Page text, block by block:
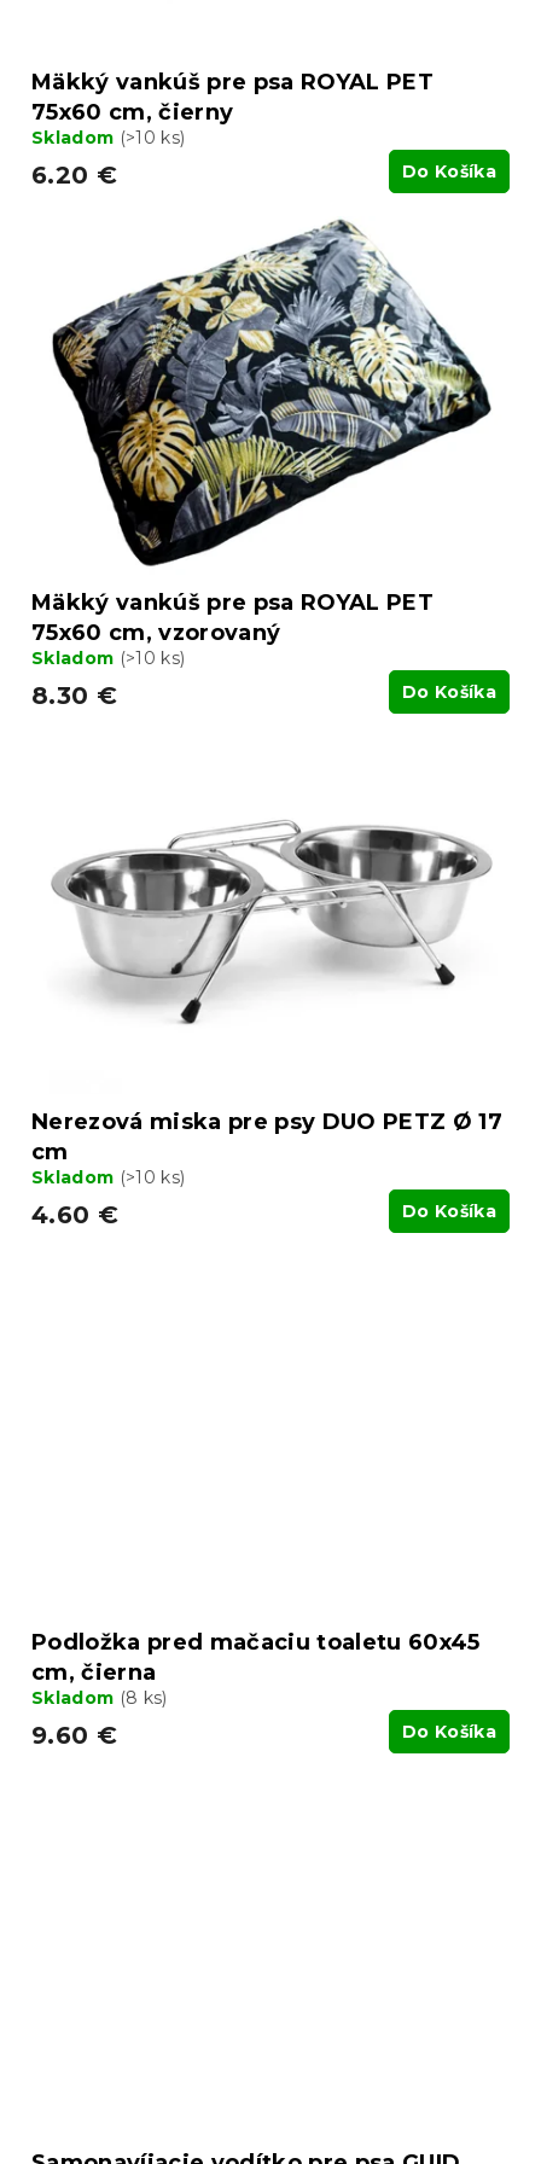
Mäkký vankúš pre psa ROYAL PET
75x60 cm, čierny
Skladom (>10 ks)
6.20 € Do Košíka
Mäkký vankúš pre psa ROYAL PET
75x60 cm, vzorovaný
Skladom (>10 ks)
8.30 € Do Košíka
Nerezová miska pre psy DUO PETZ Ø 17
cm
Skladom (>10 ks)
4.60 € Do Košíka
Podložka pred mačaciu toaletu 60x45
cm, čierna
Skladom (8 ks)
9.60 € Do Košíka